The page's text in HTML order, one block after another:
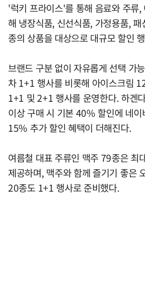
'럭키 프라이스'를 통해 음료와 주류
해 냉장식품, 신선식품, 가정용품,
종의 상품을 대상으로 대규모 할인
브랜드 구분 없이 자유롭게 선택 가
차 1+1 행사를 비롯해 아이스크림
1+1 및 2+1 행사를 운영한다. 하겐
이상 구매 시 기본 40% 할인에 네이
15% 추가 할인 혜택이 더해진다.
여름철 대표 주류인 맥주 79종은 최
제공하며, 맥주와 함께 즐기기 좋은
20종도 1+1 행사로 준비했다.